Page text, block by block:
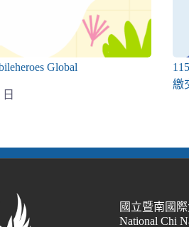
Global
繳
國立暨南國
National Chi